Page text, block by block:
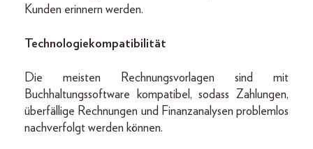
Kunden erinnern werden.
Technologiekompatibilität
Die meisten Rechnungsvorlagen sind mit
Buchhaltungssoftware kompatibel, sodass Zahlungen,
überfällige Rechnungen und Finanzanalysen problemlos
nachverfolgt werden können.